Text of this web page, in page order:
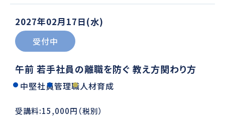
2027年02月17日(水)
受付中
午前 若手社員の離職を防ぐ 教え方関わり方
中堅社員管理職人材育成
受講料:15,000円（税別）